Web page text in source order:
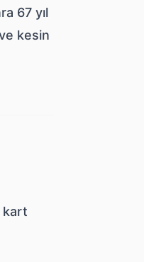
67 yıl
kesin
kart